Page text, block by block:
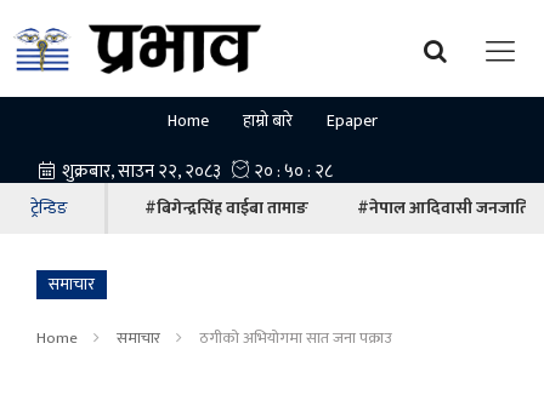
Home हाम्रो बारे Epaper
ट्रेन्डिङ #बिगेन्द्रसिंह वाईबा तामाङ #नेपाल आदिवासी जनजाति
समाचार
Home समाचार ठगीको अभियोगमा सात जना पक्राउ